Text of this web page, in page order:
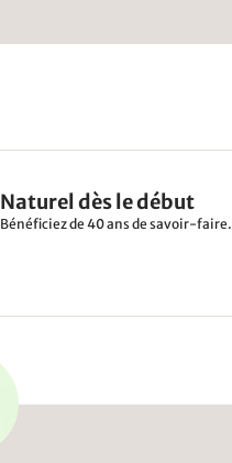
Naturel dès le début
Bénéficiez de 40 ans de savoir-faire.